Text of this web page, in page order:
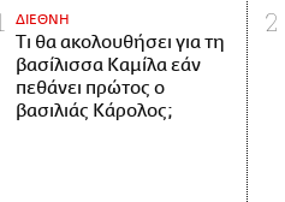
ΔΙΕΘΝΗ
Τι θα ακολουθήσει για τη
βασίλισσα Καμίλα εάν
πεθάνει πρώτος ο
βασιλιάς Κάρολος;